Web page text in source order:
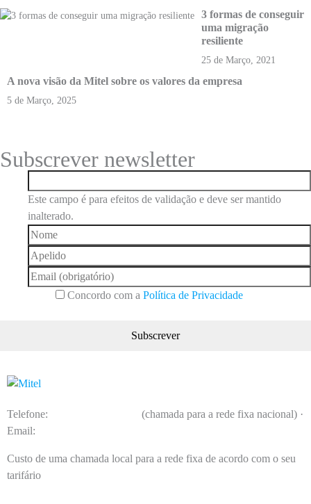
3 formas de conseguir
uma migração
resiliente
25 de Março, 2021
A nova visão da Mitel sobre os valores da empresa
5 de Março, 2025
Subscrever newsletter
Este campo é para efeitos de validação e deve ser mantido
inalterado.
Concordo com a Política de Privacidade
Telefone:
(chamada para a rede fixa nacional) ·
Email:
Custo de uma chamada local para a rede fixa de acordo com o seu
tarifário